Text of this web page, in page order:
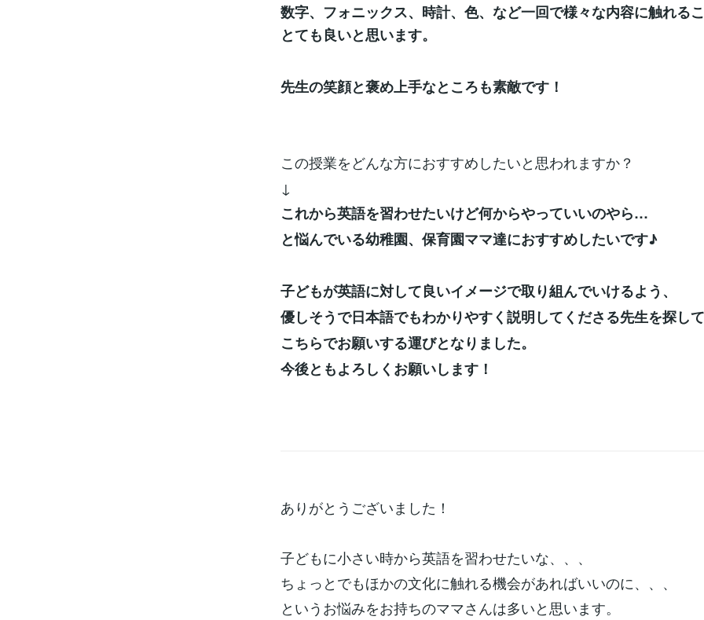
数字、フォニックス、時計、色、など一回で様々な内容に触れる
とても良いと思います。
先生の笑顔と褒め上手なところも素敵です！
この授業をどんな方におすすめしたいと思われますか？
↓
これから英語を習わせたいけど何からやっていいのやら…
と悩んでいる幼稚園、保育園ママ達におすすめしたいです♪
子どもが英語に対して良いイメージで取り組んでいけるよう、
優しそうで日本語でもわかりやすく説明してくださる先生を探し
こちらでお願いする運びとなりました。
今後ともよろしくお願いします！
ありがとうございました！
子どもに小さい時から英語を習わせたいな、、、
ちょっとでもほかの文化に触れる機会があればいいのに、、、
というお悩みをお持ちのママさんは多いと思います。